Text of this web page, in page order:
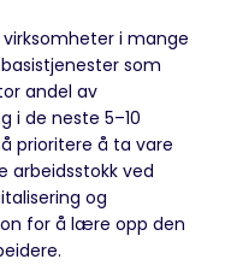
i mange
som
andel av
i de neste 5–10
prioritere å ta vare
arbeidsstokk ved
og
for å lære opp den